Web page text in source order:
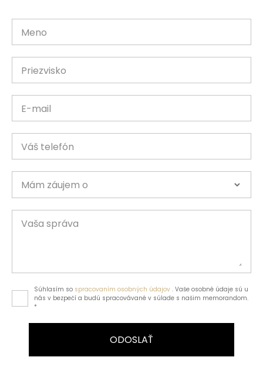
Meno
Priezvisko
E-mail
Váš telefón
Mám záujem o
Vaša správa
Súhlasím so spracovaním osobných údajov . Vaše osobné údaje sú u
nás v bezpečí a budú spracovávané v súlade s našim memorandom.
*
ODOSLAŤ